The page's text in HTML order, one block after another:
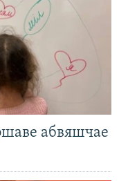
абвяшчае